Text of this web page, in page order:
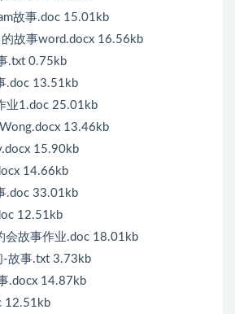
故事.doc 15.01kb
故事word.docx 16.56kb
.txt 0.75kb
.doc 13.51kb
业1.doc 25.01kb
13.46kb
15.90kb
14.66kb
.doc 33.01kb
12.51kb
会故事作业.doc 18.01kb
-故事.txt 3.73kb
.docx 14.87kb
12.51kb